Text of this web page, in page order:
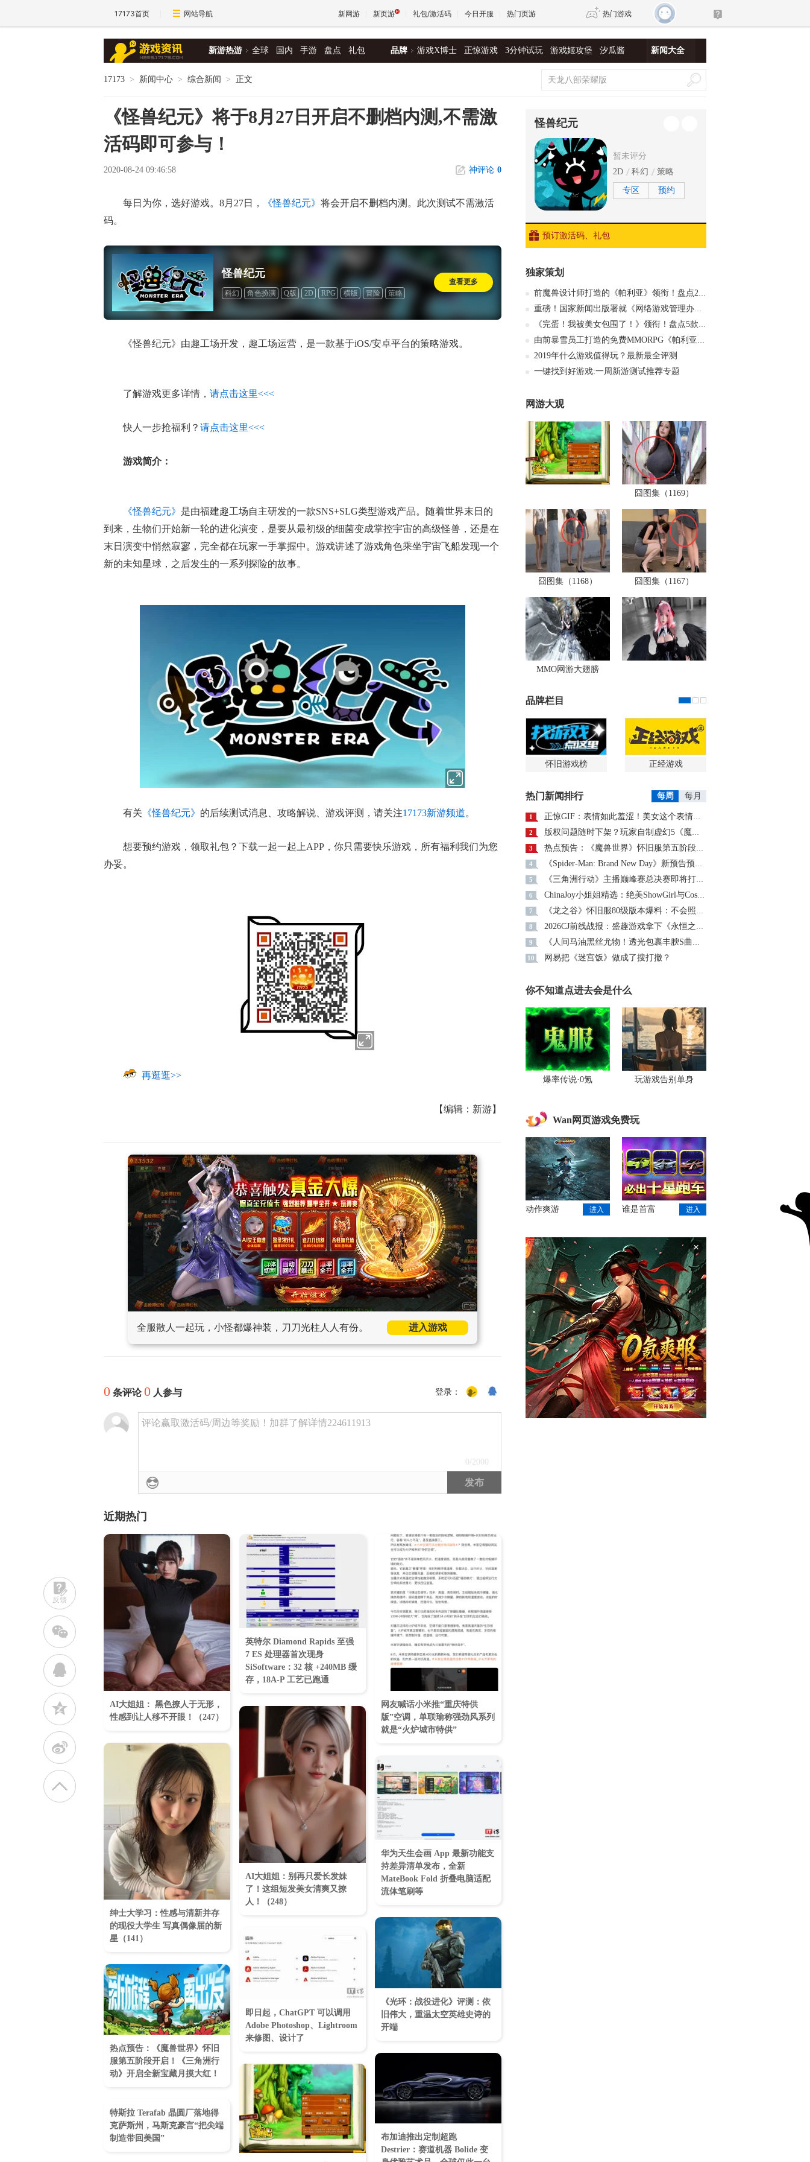
17173首页 网站导航 新网游 新页游 礼包/激活码 今日开服 热门页游 热门游戏
王权与自由 诛仙世界 新仙侠5
新游热游 全球 国内 手游 盘点 礼包 品牌 游戏X博士 正惊游戏 3分钟试玩 游戏姬攻堡 汐瓜酱 新闻大全
17173 > 新闻中心 > 综合新闻 > 正文
《怪兽纪元》将于8月27日开启不删档内测,不需激
活码即可参与！
2020-08-24 09:46:58 神评论 0
每日为你，选好游戏。8月27日， 《怪兽纪元》 将会开启不删档内测。此次测试不需激活
码。
怪兽纪元
科幻 角色扮演 Q版 2D RPG 横版 冒险 策略
查看更多
《怪兽纪元》由趣工场开发，趣工场运营，是一款基于iOS/安卓平台的策略游戏。
了解游戏更多详情， 请点击这里<<<
快人一步抢福利？ 请点击这里<<<
游戏简介：
《怪兽纪元》 是由福建趣工场自主研发的一款SNS+SLG类型游戏产品。随着世界末日的
到来，生物们开始新一轮的进化演变，是要从最初级的细菌变成掌控宇宙的高级怪兽，还是在
末日演变中悄然寂寥，完全都在玩家一手掌握中。游戏讲述了游戏角色乘坐宇宙飞船发现一个
新的未知星球，之后发生的一系列探险的故事。
有关 《怪兽纪元》 的后续测试消息、攻略解说、游戏评测，请关注17173新游频道。
想要预约游戏，领取礼包？下载一起一起上APP，你只需要快乐游戏，所有福利我们为您
办妥。
再逛逛>>
【编辑：新游】
全服散人一起玩，小怪都爆神装，刀刀光柱人人有份。 进入游戏
0 条评论0 人参与 登录：
评论赢取激活码/周边等奖励！加群了解详情224611913
0 /2000
发布
近期热门
AI大姐姐： 黑色撩人于无形，
性感到让人移不开眼！​（247）
英特尔 Diamond Rapids 至强
7 ES 处理器首次现身
SiSoftware：32 核 +240MB 缓
存，18A-P 工艺已跑通
网友喊话小米推“重庆特供
版”空调，单联瑜称强劲风系列
就是“火炉城市特供”
AI大姐姐：别再只爱长发妹
了！这组短发美女清爽又撩
人！（248）
绅士大学习：性感与清新并存
的现役大学生 写真偶像届的新
星（141）
华为天生会画 App 最新功能支
持差异清单发布，全新
MateBook Fold 折叠电脑适配
流体笔刷等
《光环：战役进化》评测：依
旧伟大，重温太空英雄史诗的
开端
即日起，ChatGPT 可以调用
Adobe Photoshop、Lightroom
来修图、设计了
热点预告：《魔兽世界》怀旧
服第五阶段开启！《三角洲行
动》开启全新宝藏月摸大红！
布加迪推出定制超跑
Destrier：赛道机器 Bolide 变
特斯拉 Terafab 晶圆厂落地得
克萨斯州，马斯克豪言“把尖端
制造带回美国”
怪兽纪元
暂未评分
2D
科幻 策略
专区 预约
预订激活码、礼包
独家策划
前魔兽设计师打造的《帕利亚》领衔！盘点20…
重磅！国家新闻出版署就《网络游戏管理办法…
《完蛋！我被美女包围了！》领衔！盘点5款…
由前暴雪员工打造的免费MMORPG《帕利亚》如…
2019年什么游戏值得玩？最新最全评测
一键找到好游戏:一周新游测试推荐专题
网游大观
囧图集（1169）
囧图集（1168） 囧图集（1167）
MMO网游大翅膀
品牌栏目
怀旧游戏榜 正经游戏
热门新闻排行 每周 每月
1 正惊GIF：表情如此羞涩！美女这个表情太好看，直接让人遐想连篇
2 版权问题随时下架？玩家自制虚幻5《魔兽世界》8月15日上线
3 热点预告：《魔兽世界》怀旧服第五阶段开启！《三角洲行动》开启全新宝藏月摸大红！
4 《Spider-Man: Brand New Day》新预告预计明日发布，另有一张新剧照公开
5 《三角洲行动》主播巅峰赛总决赛即将打响！8月2日，群星汇聚，新王加冕！
6 ChinaJoy小姐姐精选：绝美ShowGirl与Coser大赏！（5）
7 《龙之谷》怀旧服80级版本爆料：不会照搬正式服，这次要玩点不一样的
8 2026CJ前线战报：盛趣游戏拿下《永恒之塔2》国服代理
9 《人间马油黑丝尤物！透光包裹丰腴S曲线腰臀比0.7！简杜Q弹蛮腰裹马油丝の致命诱惑》
10 网易把《迷宫饭》做成了搜打撤？
你不知道点进去会是什么
爆率传说·0氪 玩游戏告别单身
Wan网页游戏免费玩
动作爽游 进入 谁是首富 进入
×
反馈
w
q
z
t